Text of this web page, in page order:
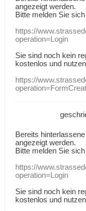
angezeigt werden.
Bitte melden Sie
https://
operation=Login
Sie sind noch kein
kostenlos und
https://
Bereits
angezeigt werden.
Bitte melden Sie
https://
operation=Login
Sie sind noch kein
kostenlos und